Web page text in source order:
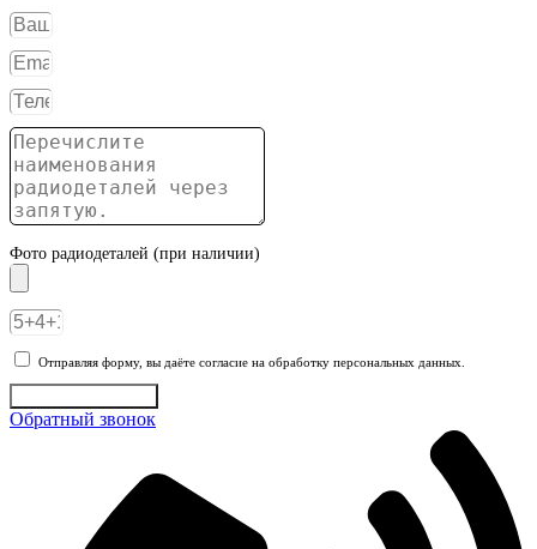
Фото радиодеталей (при наличии)
Отправляя форму, вы даёте согласие на обработку персональных данных.
Обратный звонок